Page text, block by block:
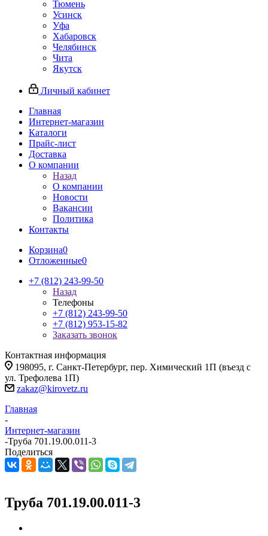
Тюмень
Усинск
Уфа
Хабаровск
Челябинск
Чита
Якутск
Личный кабинет
Главная
Интернет-магазин
Каталоги
Прайс-лист
Доставка
О компании
Назад
О компании
Новости
Вакансии
Политика
Контакты
Корзина0
Отложенные0
+7 (812) 243-99-50
Назад
Телефоны
+7 (812) 243-99-50
+7 (812) 953-15-82
Заказать звонок
Контактная информация
198095, г. Санкт-Петербург, пер. Химический 1П (въезд с
ул. Трефолева 1П)
zakaz@kirovetz.ru
Главная
-
Интернет-магазин
-Труба 701.19.00.011-3
Поделиться
Труба 701.19.00.011-3